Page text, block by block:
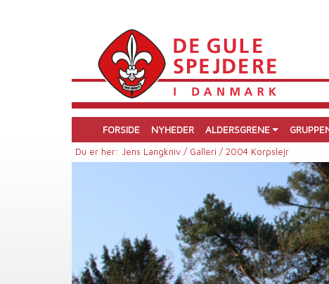
FORSIDE NYHEDER ALDERSGRENE
Du er her: Jens Langkniv / Galleri /2004 Korpslejr